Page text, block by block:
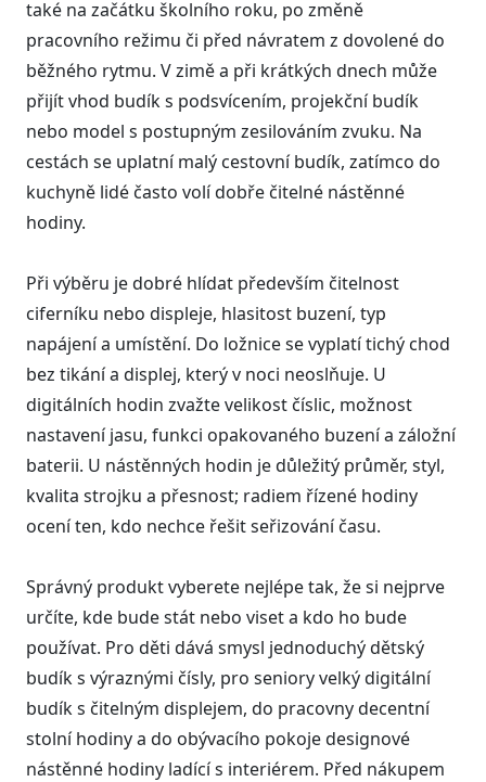
také na začátku školního roku, po změně
pracovního režimu či před návratem z dovolené do
běžného rytmu. V zimě a při krátkých dnech může
přijít vhod budík s podsvícením, projekční budík
nebo model s postupným zesilováním zvuku. Na
cestách se uplatní malý cestovní budík, zatímco do
kuchyně lidé často volí dobře čitelné nástěnné
hodiny.
Při výběru je dobré hlídat především čitelnost
ciferníku nebo displeje, hlasitost buzení, typ
napájení a umístění. Do ložnice se vyplatí tichý chod
bez tikání a displej, který v noci neoslňuje. U
digitálních hodin zvažte velikost číslic, možnost
nastavení jasu, funkci opakovaného buzení a záložní
baterii. U nástěnných hodin je důležitý průměr, styl,
kvalita strojku a přesnost; radiem řízené hodiny
ocení ten, kdo nechce řešit seřizování času.
Správný produkt vyberete nejlépe tak, že si nejprve
určíte, kde bude stát nebo viset a kdo ho bude
používat. Pro děti dává smysl jednoduchý dětský
budík s výraznými čísly, pro seniory velký digitální
budík s čitelným displejem, do pracovny decentní
stolní hodiny a do obývacího pokoje designové
nástěnné hodiny ladící s interiérem. Před nákupem